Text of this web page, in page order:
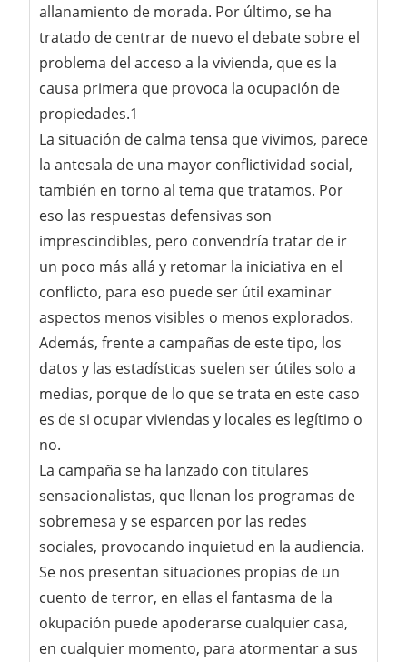
allanamiento de morada. Por último, se ha
tratado de centrar de nuevo el debate sobre el
problema del acceso a la vivienda, que es la
causa primera que provoca la ocupación de
propiedades.1
La situación de calma tensa que vivimos, parece
la antesala de una mayor conflictividad social,
también en torno al tema que tratamos. Por
eso las respuestas defensivas son
imprescindibles, pero convendría tratar de ir
un poco más allá y retomar la iniciativa en el
conflicto, para eso puede ser útil examinar
aspectos menos visibles o menos explorados.
Además, frente a campañas de este tipo, los
datos y las estadísticas suelen ser útiles solo a
medias, porque de lo que se trata en este caso
es de si ocupar viviendas y locales es legítimo o
no.
La campaña se ha lanzado con titulares
sensacionalistas, que llenan los programas de
sobremesa y se esparcen por las redes
sociales, provocando inquietud en la audiencia.
Se nos presentan situaciones propias de un
cuento de terror, en ellas el fantasma de la
okupación puede apoderarse cualquier casa,
en cualquier momento, para atormentar a sus